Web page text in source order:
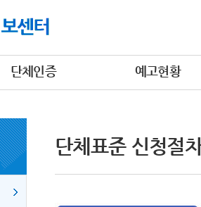
단체인증 예고현황
단체표준 신청절